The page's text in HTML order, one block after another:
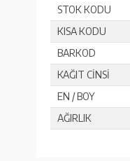
STOK KODU
KISA KODU
BARKOD
KAĞIT CİNSİ
EN / BOY
AĞIRLIK